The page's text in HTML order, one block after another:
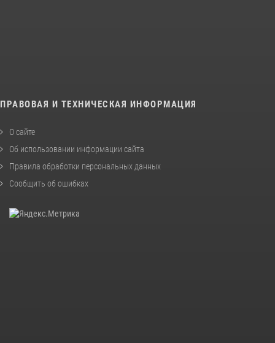
ПРАВОВАЯ И ТЕХНИЧЕСКАЯ ИНФОРМАЦИЯ
О сайте
Об использовании информации сайта
Правила обработки персональных данных
Сообщить об ошибках